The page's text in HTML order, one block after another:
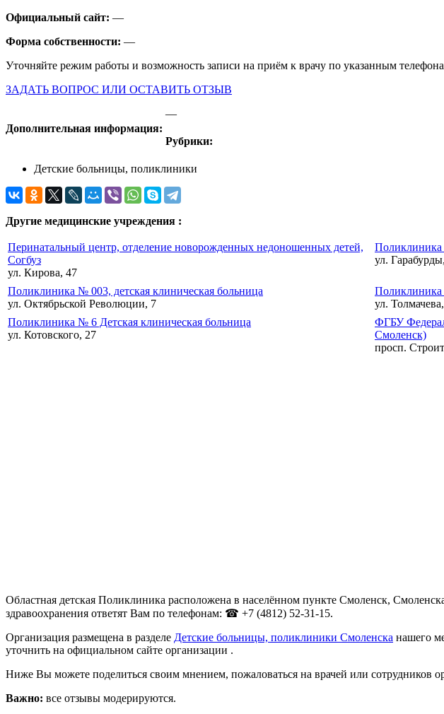
Официальный сайт: —
Форма собственности: —
Уточняйте режим работы и возможность записи на приём к врачу по указанным
ЗАДАТЬ ВОПРОС ИЛИ ОСТАВИТЬ ОТЗЫВ
Дополнительная информация:
—
Рубрики:
Детские больницы, поликлиники
Другие медицинские учреждения :
Перинатальный центр, отделение новорожденных недоношенных детей,
Согбуз
ул. Кирова, 47
ул.
Поликлиника № 003, детская клиническая больница
ул. Октябрьской Революции, 7
Поликлиника
ул.
Поликлиника № 6 Детская клиническая больница
ул. Котовского, 27
ФГБУ
Смоленск)
просп.
Областная детская Поликлиника расположена в населённом пункте Смоленск,
здравоохранения ответят Вам по телефонам: ☎ +7 (4812) 52-31-15.
Организация размещена в разделе Детские больницы, поликлиники Смоленска нашего
уточнить на официальном сайте организации .
Ниже Вы можете поделиться своим мнением, пожаловаться на врачей или сотрудников
Важно: все отзывы модерируются.